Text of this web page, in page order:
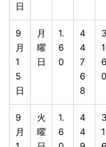
日
9
月
1
5
日
月
曜
日
1.
6
0
4
4
7
6
8
3
1
6
0
9
月
火
曜
1.
6
4
4
3
1